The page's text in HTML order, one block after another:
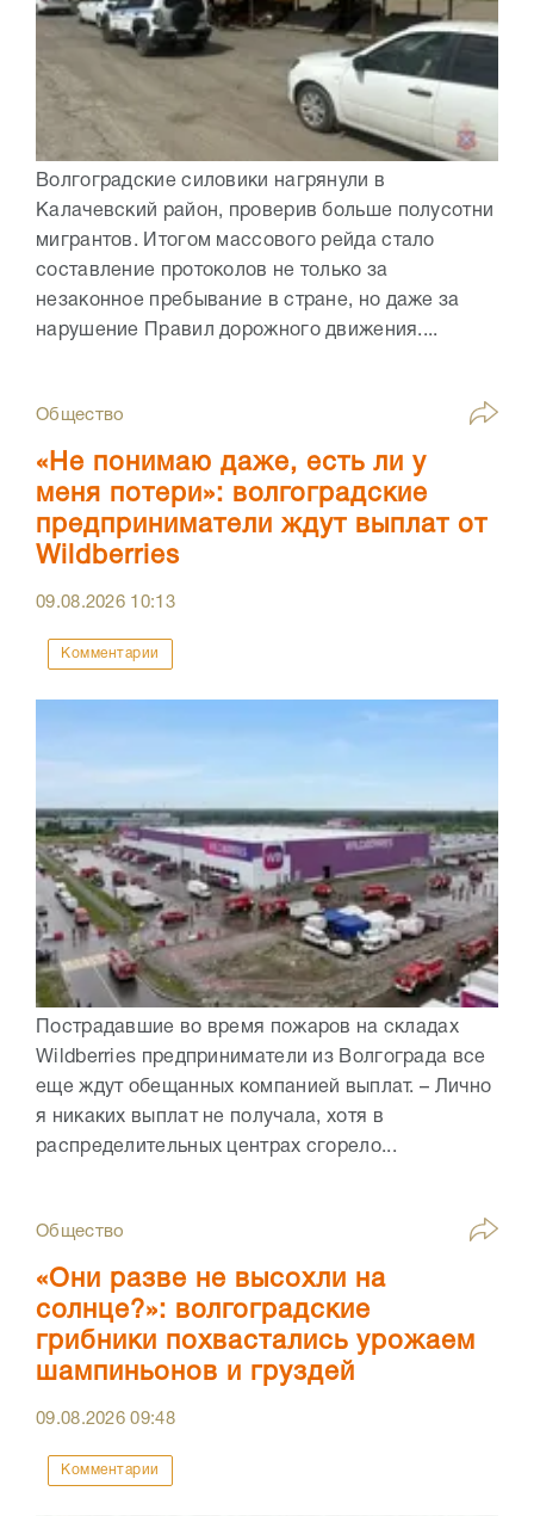
Волгоградские силовики нагрянули в
Калачевский район, проверив больше полусотни
мигрантов. Итогом массового рейда стало
составление протоколов не только за
незаконное пребывание в стране, но даже за
нарушение Правил дорожного движения....
Общество
«Не понимаю даже, есть ли у
меня потери»: волгоградские
предприниматели ждут выплат от
Wildberries
09.08.2026 10:13
Комментарии
Пострадавшие во время пожаров на складах
Wildberries предприниматели из Волгограда все
еще ждут обещанных компанией выплат. – Лично
я никаких выплат не получала, хотя в
распределительных центрах сгорело...
Общество
«Они разве не высохли на
солнце?»: волгоградские
грибники похвастались урожаем
шампиньонов и груздей
09.08.202609:48
Комментарии